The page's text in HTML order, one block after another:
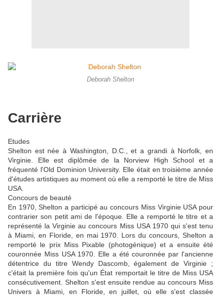
Deborah Shelton
Carrière
Etudes
Shelton est née à Washington, D.C., et a grandi à Norfolk, en
Virginie. Elle est diplômée de la Norview High School et a
fréquenté l'Old Dominion University. Elle était en troisième année
d'études artistiques au moment où elle a remporté le titre de Miss
USA.
Concours de beauté
En 1970, Shelton a participé au concours Miss Virginie USA pour
contrarier son petit ami de l'époque. Elle a remporté le titre et a
représenté la Virginie au concours Miss USA 1970 qui s'est tenu
à Miami, en Floride, en mai 1970. Lors du concours, Shelton a
remporté le prix Miss Pixable (photogénique) et a ensuite été
couronnée Miss USA 1970. Elle a été couronnée par l'ancienne
détentrice du titre Wendy Dascomb, également de Virginie ;
c'était la première fois qu'un État remportait le titre de Miss USA
consécutivement. Shelton s'est ensuite rendue au concours Miss
Univers à Miami, en Floride, en juillet, où elle s'est classée